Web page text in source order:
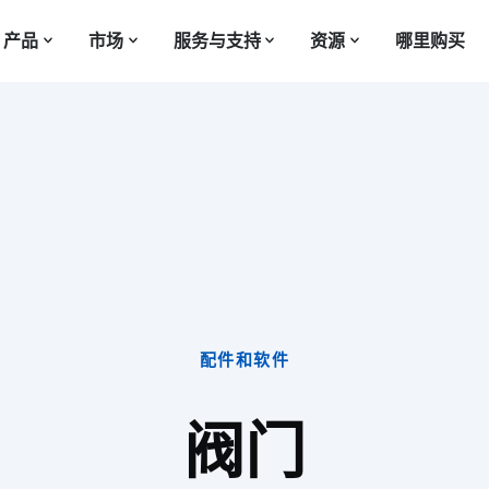
产品 市场 服务与支持 资源 哪里购买
配件和软件
阀门